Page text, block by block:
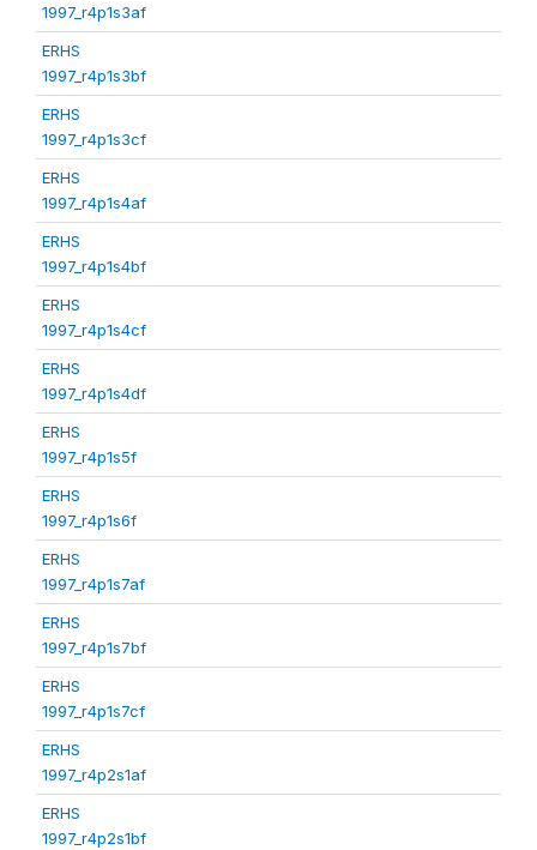
1997_r4p1s3af
ERHS
1997_r4p1s3bf
ERHS
1997_r4p1s3cf
ERHS
1997_r4p1s4af
ERHS
1997_r4p1s4bf
ERHS
1997_r4p1s4cf
ERHS
1997_r4p1s4df
ERHS
1997_r4p1s5f
ERHS
1997_r4p1s6f
ERHS
1997_r4p1s7af
ERHS
1997_r4p1s7bf
ERHS
1997_r4p1s7cf
ERHS
1997_r4p2s1af
ERHS
1997_r4p2s1bf